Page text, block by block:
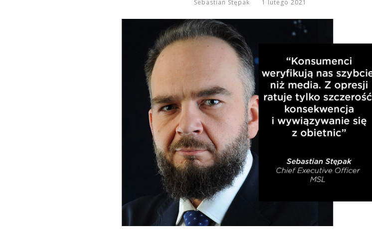
Sebastian Stępak 1 lutego 2021